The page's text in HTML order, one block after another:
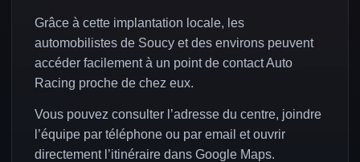
Grâce à cette implantation locale, les
automobilistes de Soucy et des environs peuvent
accéder facilement à un point de contact Auto
Racing proche de chez eux.
Vous pouvez consulter l’adresse du centre, joindre
l’équipe par téléphone ou par email et ouvrir
directement l’itinéraire dans Google Maps.